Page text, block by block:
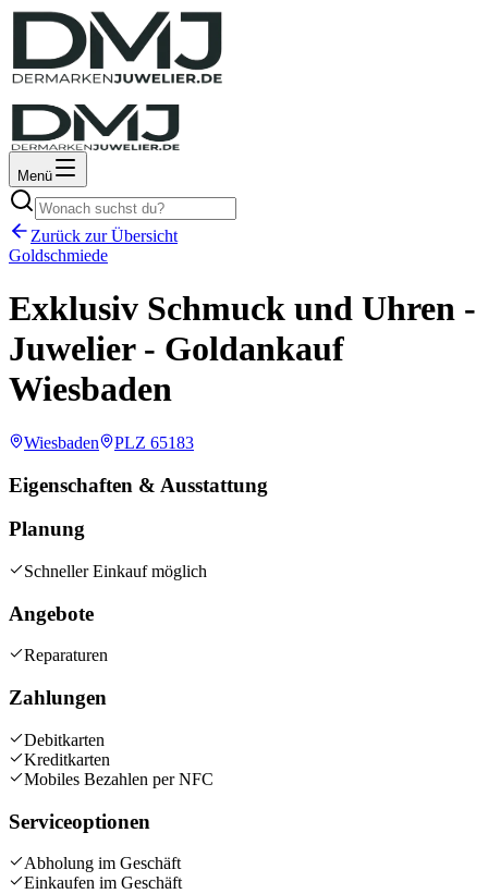
Menü
Zurück zur Übersicht
Goldschmiede
Exklusiv Schmuck und Uhren -
Juwelier - Goldankauf
Wiesbaden
Wiesbaden PLZ 65183
Eigenschaften & Ausstattung
Planung
Schneller Einkauf möglich
Angebote
Reparaturen
Zahlungen
Debitkarten
Kreditkarten
Mobiles Bezahlen per NFC
Serviceoptionen
Abholung im Geschäft
Einkaufen im Geschäft